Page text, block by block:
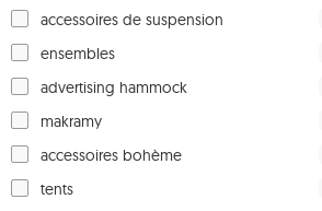
accessoires de suspension
ensembles
advertising hammock
makramy
accessoires bohème
tents